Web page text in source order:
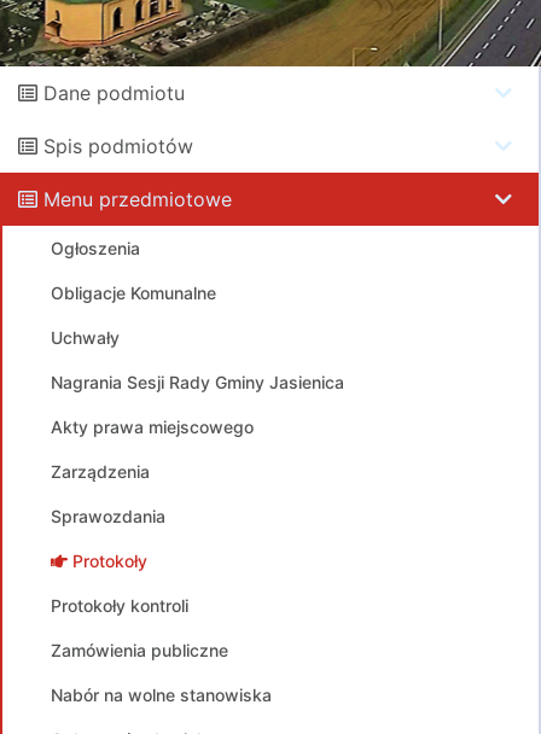
Dane podmiotu
Spis podmiotów
Menu przedmiotowe
Ogłoszenia
Obligacje Komunalne
Uchwały
Nagrania Sesji Rady Gminy Jasienica
Akty prawa miejscowego
Zarządzenia
Sprawozdania
Protokoły
Protokoły kontroli
Zamówienia publiczne
Nabór na wolne stanowiska